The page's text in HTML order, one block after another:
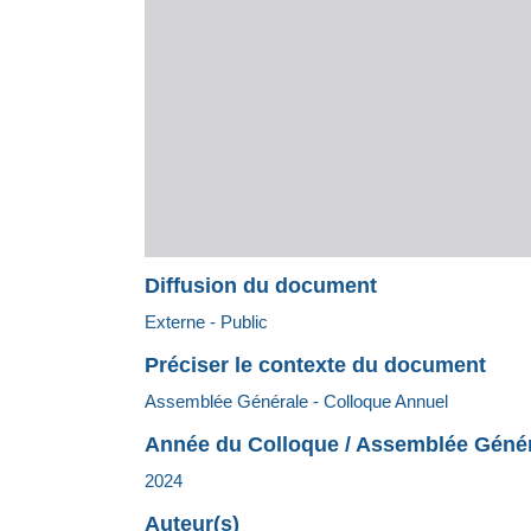
Diffusion du document
Externe - Public
Préciser le contexte du document
Assemblée Générale - Colloque Annuel
Année du Colloque / Assemblée
2024
Auteur(s)